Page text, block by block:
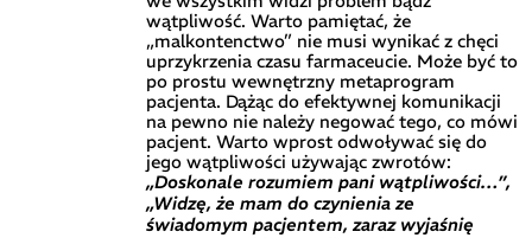
wątpliwość. Warto pamiętać, że
„malkontenctwo” nie musi wynikać z chęci
uprzykrzenia czasu farmaceucie. Może być to
po prostu wewnętrzny metaprogram
pacjenta. Dążąc do efektywnej komunikacji
na pewno nie należy negować tego, co mówi
pacjent. Warto wprost odwoływać się do
jego wątpliwości używając zwrotów:
„Doskonale rozumiem pani wątpliwości…”,
„Widzę, że mam do czynienia ze
świadomym pacjentem, zaraz wyjaśnię